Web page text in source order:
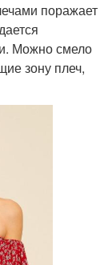
поражает
Можно смело
зону плеч,